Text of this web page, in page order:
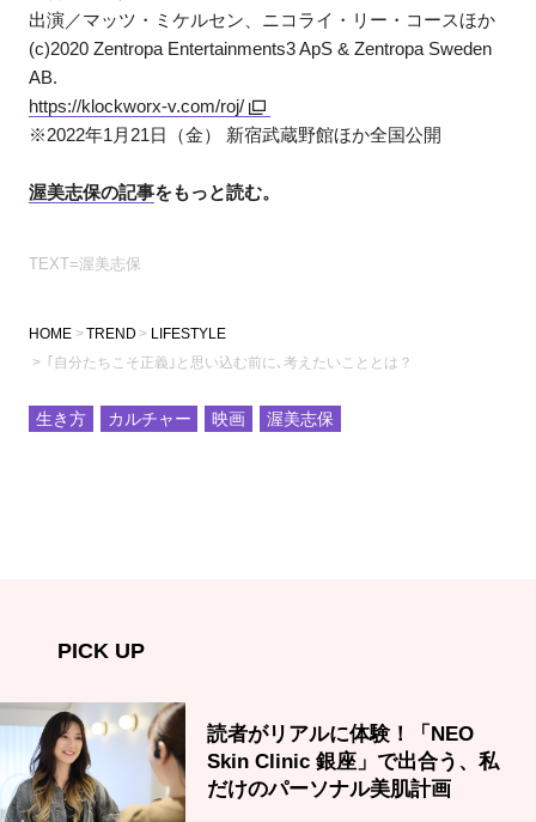
出演／マッツ・ミケルセン、ニコライ・リー・コースほか
(c)2020 Zentropa Entertainments3 ApS & Zentropa Sweden
AB.
https://klockworx-v.com/roj/
※2022年1月21日（金） 新宿武蔵野館ほか全国公開
渥美志保の記事をもっと読む。
TEXT=渥美志保
HOME TREND
LIFESTYLE
｢自分たちこそ正義｣と思い込む前に､考えたいこととは？
生き方 カルチャー 映画 渥美志保
PICK UP
読者がリアルに体験！「NEO
Skin Clinic 銀座」で出合う、私
だけのパーソナル美肌計画